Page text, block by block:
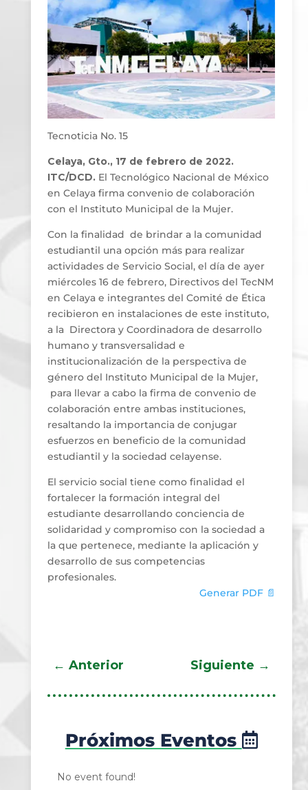
Tecnoticia No. 15
Celaya, Gto., 17 de febrero de 2022.
ITC/DCD.El Tecnológico Nacional de México
en Celaya firma convenio de colaboración
con el Instituto Municipal de la Mujer.
Con la finalidad de brindar a la comunidad
estudiantil una opción más para realizar
actividades de Servicio Social, el día de ayer
miércoles 16 de febrero, Directivos del TecNM
en Celaya e integrantes del Comité de Ética
recibieron en instalaciones de este instituto,
a la Directora y Coordinadora de desarrollo
humano y transversalidad e
institucionalización de la perspectiva de
género del Instituto Municipal de la Mujer,
para llevar a cabo la firma de convenio de
colaboración entre ambas instituciones,
resaltando la importancia de conjugar
esfuerzos en beneficio de la comunidad
estudiantil y la sociedad celayense.
El servicio social tiene como finalidad el
fortalecer la formación integral del
estudiante desarrollando conciencia de
solidaridad y compromiso con la sociedad a
la que pertenece, mediante la aplicación y
desarrollo de sus competencias
profesionales.
Generar PDF 📄
← Anterior Siguiente →
Próximos Eventos
No event found!